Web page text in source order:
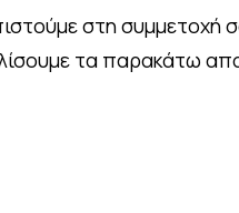
στη συμμετοχή
τα παρακάτω